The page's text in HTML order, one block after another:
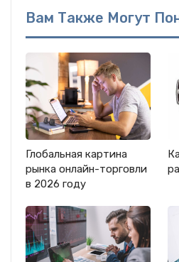
Вам Также Могут
Глобальная картина
рынка онлайн-торговли
в 2026 году